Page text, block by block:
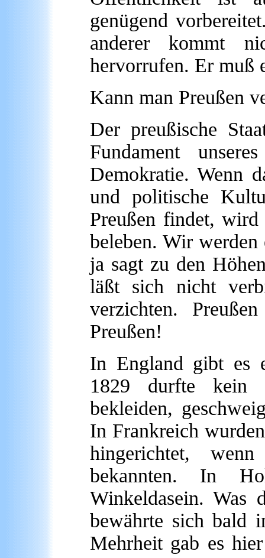
genügend
anderer kommt
hervorrufen. Er
Kann man Preußen
Der preußische
Fundament
Demokratie. Wenn
und politische
Preußen findet, wird
beleben. Wir
ja sagt zu den
läßt sich nicht
verzichten.
Preußen!
In England gibt es
1829 durfte kein
bekleiden,
In Frankreich
hingerichtet,
bekannten. In
Winkeldasein. Was
bewährte sich bald
Mehrheit gab es